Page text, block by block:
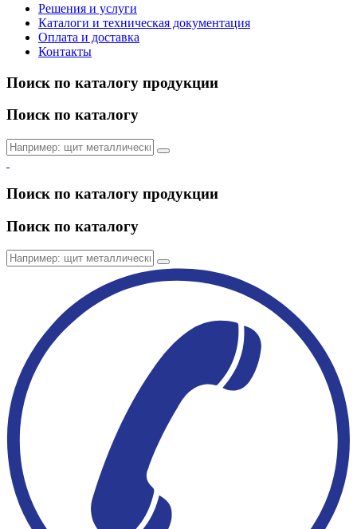
Решения и услуги
Каталоги и техническая документация
Оплата и доставка
Контакты
Поиск по каталогу продукции
Поиск по каталогу
Поиск по каталогу продукции
Поиск по каталогу